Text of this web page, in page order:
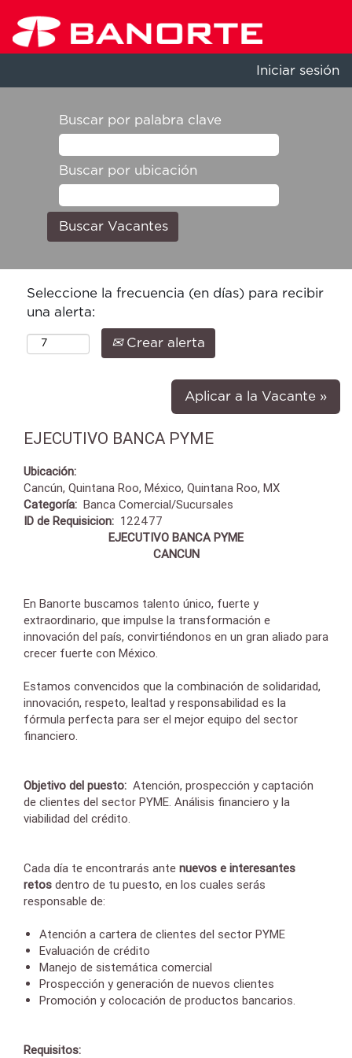
Iniciar sesión
Buscar por palabra clave
Buscar por ubicación
Seleccione la frecuencia (en días) para recibir
una alerta:
Crear alerta
Aplicar a la Vacante »
EJECUTIVO BANCA PYME
Ubicación:
Cancún, Quintana Roo, México, Quintana Roo, MX
Categoría: Banca Comercial/Sucursales
ID de Requisicion: 122477
EJECUTIVO BANCA PYME
CANCUN
En Banorte buscamos talento único, fuerte y
extraordinario, que impulse la transformación e
innovación del país, convirtiéndonos en un gran aliado para
crecer fuerte con México.
Estamos convencidos que la combinación de solidaridad,
innovación, respeto, lealtad y responsabilidad es la
fórmula perfecta para ser el mejor equipo del sector
financiero.
Objetivo del puesto: Atención, prospección y captación
de clientes del sector PYME. Análisis financiero y la
viabilidad del crédito.
Cada día te encontrarás ante nuevos e interesantes
retos dentro de tu puesto, en los cuales serás
responsable de:
Atención a cartera de clientes del sector PYME
Evaluación de crédito
Manejo de sistemática comercial
Prospección y generación de nuevos clientes
Promoción y colocación de productos bancarios.
Requisitos: